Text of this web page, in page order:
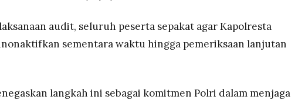
audit, seluruh peserta sepakat agar Kapolresta
sementara waktu hingga pemeriksaan lanjutan
langkah ini sebagai komitmen Polri dalam menjaga